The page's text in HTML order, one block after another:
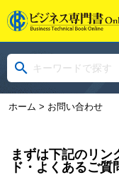
ホーム > お問い合わせ
まずは下記のリン
ド・よくあるご質